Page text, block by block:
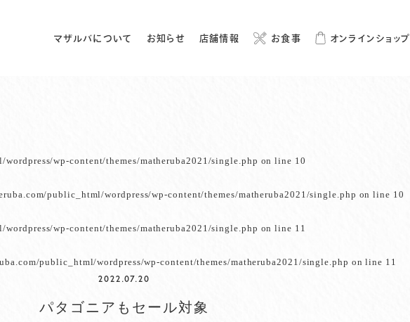
マザルバについて お知らせ 店舗情報 お食事 オンラインショップ
wp-content/themes/matheruba2021/single.php on line 10
public_html/wordpress/wp-content/themes/matheruba2021/single.php on line 10
wp-content/themes/matheruba2021/single.php on line 11
public_html/wordpress/wp-content/themes/matheruba2021/single.php on line 11
2022.07.20
パタゴニアもセール対象